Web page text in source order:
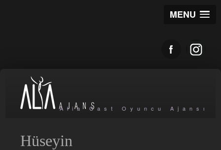
MENU
Alia Cast Oyuncu Ajansı
Hüseyin